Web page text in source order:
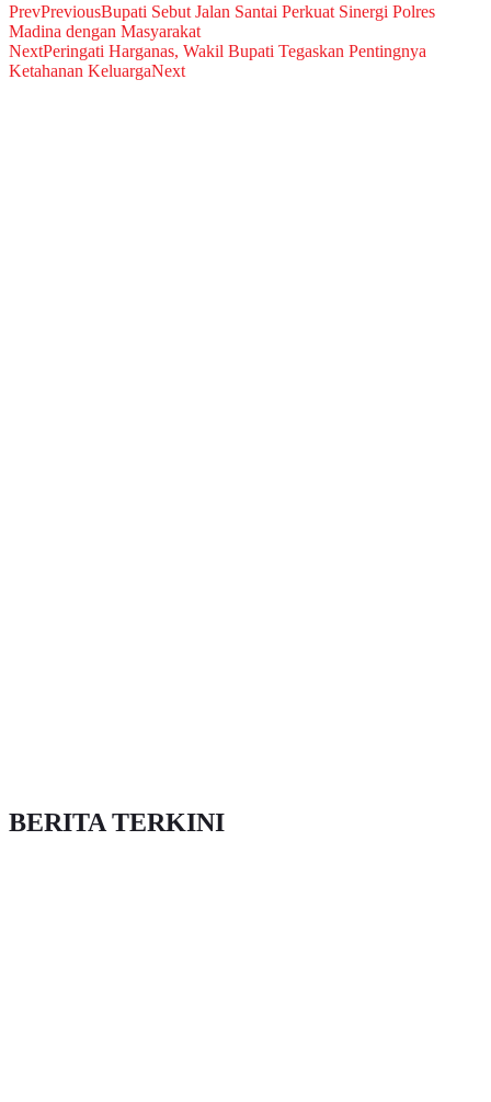
PrevPreviousBupati Sebut Jalan Santai Perkuat Sinergi Polres
Madina dengan Masyarakat
NextPeringati Harganas, Wakil Bupati Tegaskan Pentingnya
Ketahanan KeluargaNext
BERITA TERKINI